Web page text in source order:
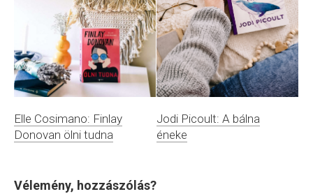
Elle Cosimano: Finlay
Donovan ölni tudna
Jodi Picoult: A bálna
éneke
Vélemény, hozzászólás?